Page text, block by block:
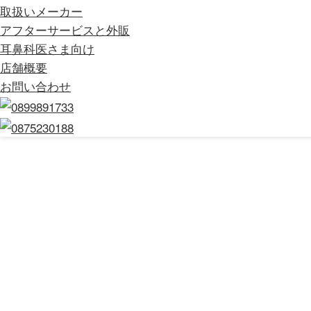
取扱いメーカー
アフターサービスと外販
耳鼻科医さま向け
店舗概要
お問い合わせ